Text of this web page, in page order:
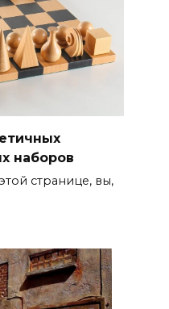
наборов
странице, вы,